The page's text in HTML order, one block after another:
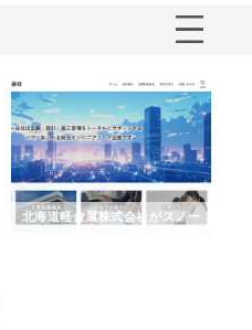
北海道軽金属株式会社がスノー